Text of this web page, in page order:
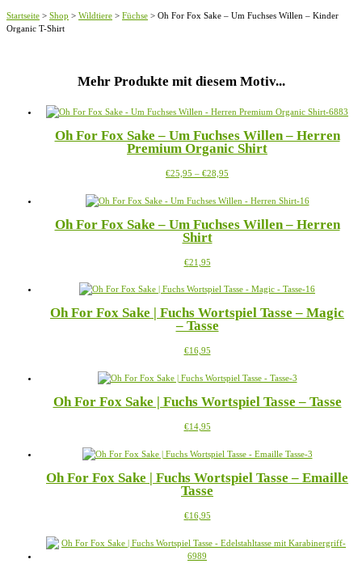
Startseite > Shop > Wildtiere > Füchse > Oh For Fox Sake – Um Fuchses Willen – Kinder
Organic T-Shirt
Mehr Produkte mit diesem Motiv...
Oh For Fox Sake – Um Fuchses Willen – Herren
Premium Organic Shirt
€25,95 – €28,95
bis
weist
Varianten
auf
Produktseite
Oh For Fox Sake – Um Fuchses Willen – Herren
Shirt
€21,95Dieses
weist
Varianten
auf.
Optionen
auf
Produktseite
werden
Oh For Fox Sake | Fuchs Wortspiel Tasse – Magic
– Tasse
€16,95Dieses
weist
Varianten
Die
können
der
Produktseite
werden
Oh For Fox Sake | Fuchs Wortspiel Tasse – Tasse
€14,95Dieses
weist
Varianten
auf.
Optionen
auf
Oh For Fox Sake | Fuchs Wortspiel Tasse – Emaille
Tasse
€16,95Dieses
weist